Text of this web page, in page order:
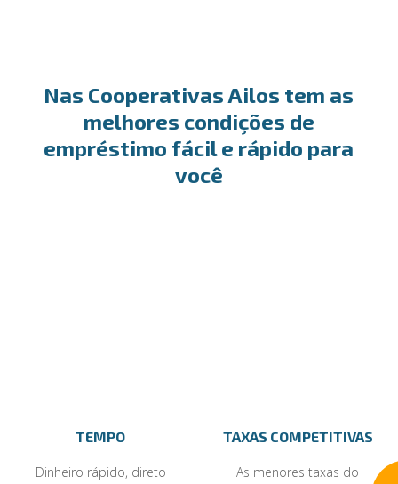
Nas Cooperativas Ailos tem as
melhores condições de
empréstimo fácil e rápido para
você
TEMPO
Dinheiro rápido, direto
TAXAS COMPETITIVAS
As menores taxas do